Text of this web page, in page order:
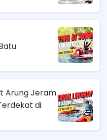
Arung Jeram
di